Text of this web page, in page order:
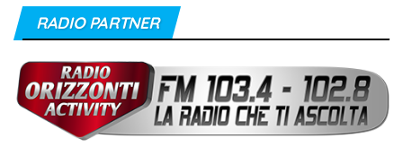
RADIO PARTNER